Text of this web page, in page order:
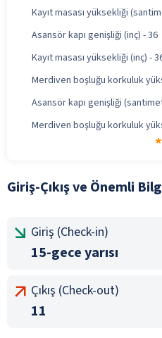
Kayıt masası yüksekliği
Asansör kapı genişliği (inç) - 36
Kayıt masası yüksekliği (inç) -
Merdiven boşluğu korkuluk
Asansör kapı genişliği
Merdiven boşluğu korkuluk
Giriş-Çıkış ve Önemli
Giriş (Check-in)
15-gece yarısı
Çıkış (Check-out)
11